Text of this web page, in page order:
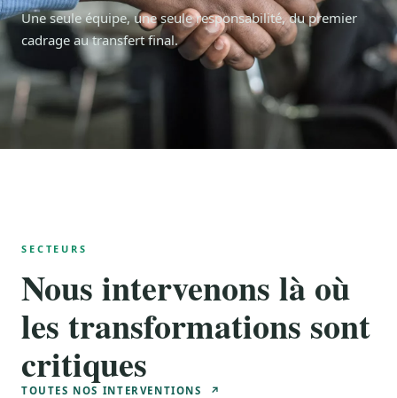
Une seule équipe, une seule responsabilité, du premier
cadrage au transfert final.
SECTEURS
Nous intervenons là où
les transformations sont
critiques
TOUTES NOS INTERVENTIONS ↗